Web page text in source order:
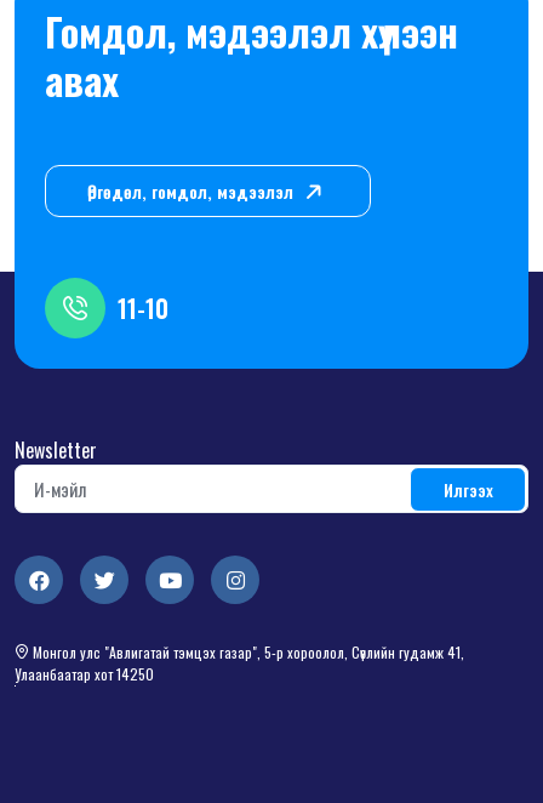
Гомдол, мэдээлэл хүлээн
авах
Өргөдөл, гомдол, мэдээлэл
11-10
Newsletter
Монгол улс "Авлигатай тэмцэх газар", 5-р хороолол, Сөүлийн гудамж 41,
Улаанбаатар хот 14250